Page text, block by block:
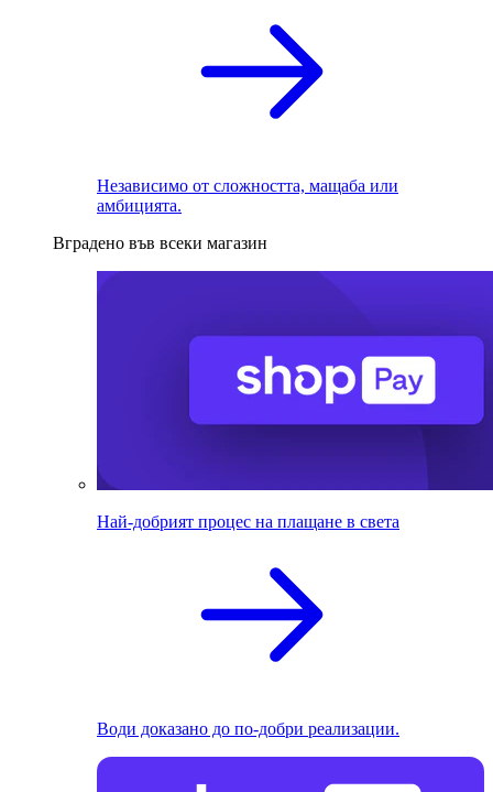
Независимо от сложността, мащаба или
амбицията.
Вградено във всеки магазин
Най-добрият процес на плащане в света
Води доказано до по-добри реализации.